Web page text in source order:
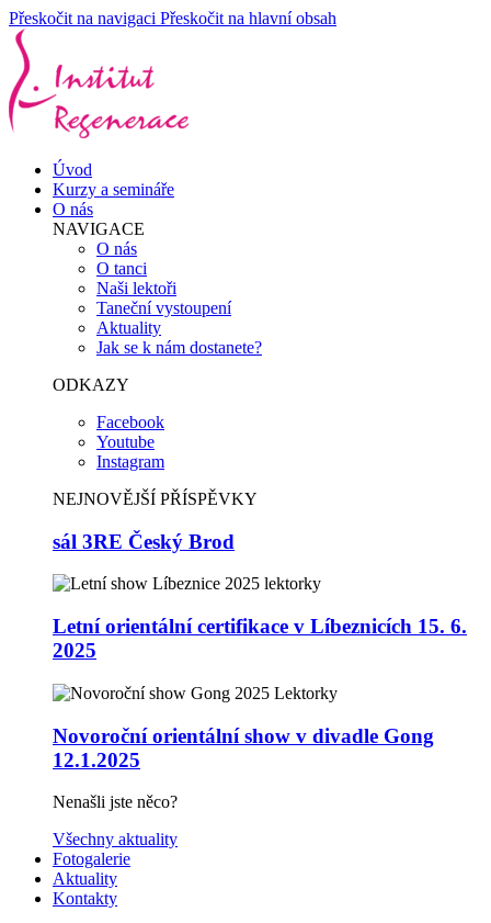
Přeskočit na navigaci Přeskočit na hlavní obsah
Úvod
Kurzy a semináře
O nás
NAVIGACE
O nás
O tanci
Naši lektoři
Taneční vystoupení
Aktuality
Jak se k nám dostanete?
ODKAZY
Facebook
Youtube
Instagram
NEJNOVĚJŠÍ PŘÍSPĚVKY
sál 3RE Český Brod
Letní orientální certifikace v Líbeznicích 15. 6.
2025
Novoroční orientální show v divadle Gong
12.1.2025
Nenašli jste něco?
Všechny aktuality
Fotogalerie
Aktuality
Kontakty